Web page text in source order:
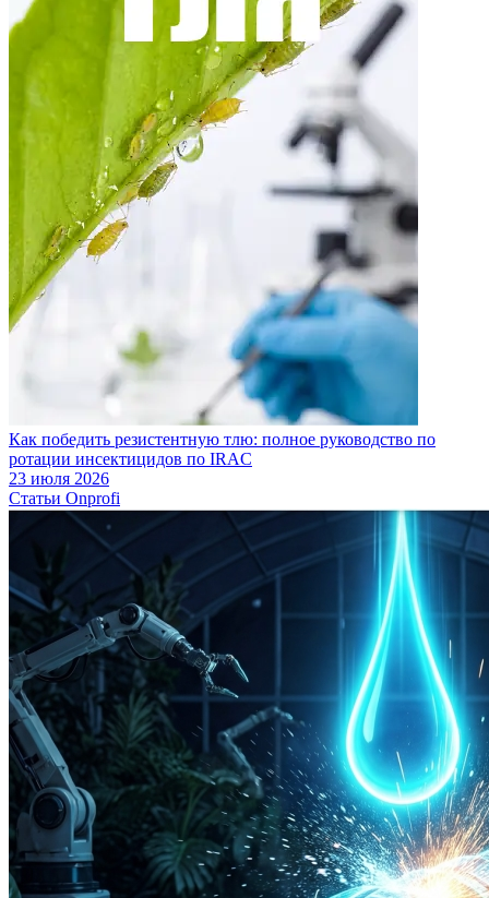
Как победить резистентную тлю: полное руководство по
ротации инсектицидов по IRAC
23 июля 2026
Статьи Onprofi